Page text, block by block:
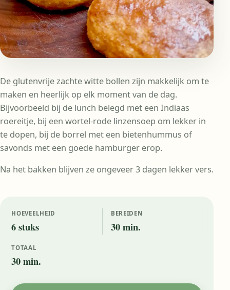
De glutenvrije zachte witte bollen zijn makkelijk om te
maken en heerlijk op elk moment van de dag.
Bijvoorbeeld bij de lunch belegd met een Indiaas
roereitje, bij een wortel-rode linzensoep om lekker in
te dopen, bij de borrel met een bietenhummus of
savonds met een goede hamburger erop.
Na het bakken blijven ze ongeveer 3 dagen lekker vers.
HOEVEELHEID
6 stuks
BEREIDEN
30 min.
TOTAAL
30 min.